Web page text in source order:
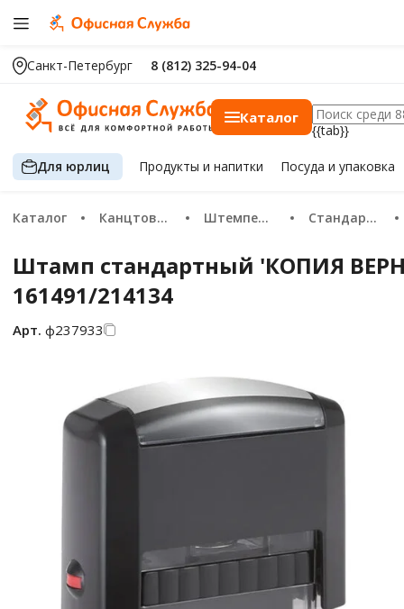
Санкт-Петербург 8 (812) 325-94-04
Каталог
{{tab}}
Для юрлиц Продуктыи напитки Посуда и упаковка
Каталог Канцтовары Штемпельная продукция Стандартные штампы
Штамп стандартный 'КОПИЯ
161491/214134
Арт. ф237933